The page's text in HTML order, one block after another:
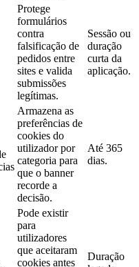
Protege
formulários
contra
falsificação de
pedidos entre
sites e valida
submissões
legítimas.
Sessão ou
duração
curta da
aplicação.
Armazena as
preferências de
cookies do
utilizador por
categoria para
que o banner
recorde a
decisão.
Até 365
dias.
Pode existir
para
utilizadores
que aceitaram
cookies antes
Duração